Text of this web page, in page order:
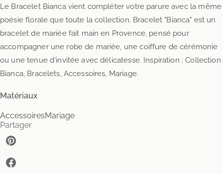
Le Bracelet Bianca vient compléter votre parure avec la même
poésie florale que toute la collection. Bracelet "Bianca" est un
bracelet de mariée fait main en Provence, pensé pour
accompagner une robe de mariée, une coiffure de cérémonie
ou une tenue d'invitée avec délicatesse. Inspiration : Collection
Bianca, Bracelets, Accessoires, Mariage.
Matériaux
AccessoiresMariage
Partager